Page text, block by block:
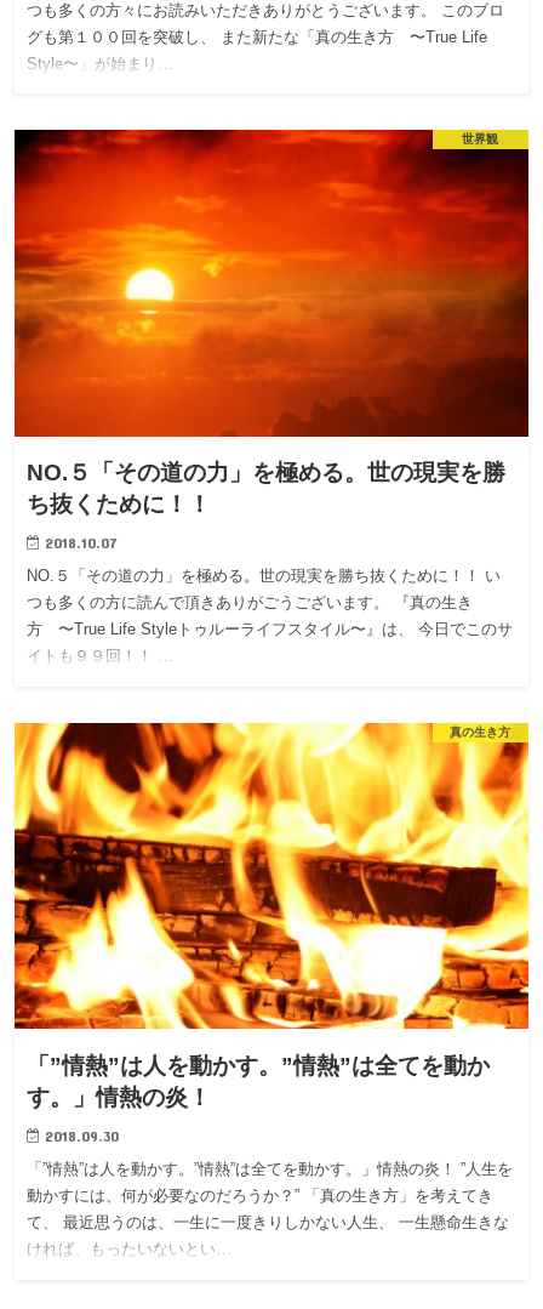
つも多くの方々にお読みいただきありがとうございます。 このブロ
グも第１００回を突破し、 また新たな「真の生き方 〜True Life
Style〜」が始まり…
世界観
NO.５「その道の力」を極める。世の現実を勝
ち抜くために！！
2018.10.07
NO.５「その道の力」を極める。世の現実を勝ち抜くために！！ い
つも多くの方に読んで頂きありがごうございます。 『真の生き
方 〜True Life Styleトゥルーライフスタイル〜』は、 今日でこのサ
イトも９９回！！ …
真の生き方
「”情熱”は人を動かす。”情熱”は全てを動か
す。」情熱の炎！
2018.09.30
「”情熱”は人を動かす。”情熱”は全てを動かす。」情熱の炎！ ”人生を
動かすには、何が必要なのだろうか？” 「真の生き方」を考えてき
て、 最近思うのは、一生に一度きりしかない人生、 一生懸命生きな
ければ、もったいないとい…